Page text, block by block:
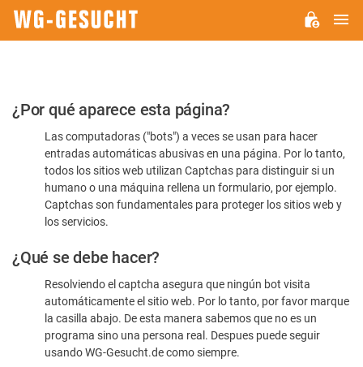
Por
favor,
confirme
humano
¿Por qué aparece esta página?
Las computadoras ("bots") a veces se usan para hacer
entradas automáticas abusivas en una página. Por lo tanto,
todos los sitios web utilizan Captchas para distinguir si un
humano o una máquina rellena un formulario, por ejemplo.
Captchas son fundamentales para proteger los sitios web y
los servicios.
¿Qué se debe hacer?
Resolviendo el captcha asegura que ningún bot visita
automáticamente el sitio web. Por lo tanto, por favor marque
la casilla abajo. De esta manera sabemos que no es un
programa sino una persona real. Despues puede seguir
usando WG-Gesucht.de como siempre.